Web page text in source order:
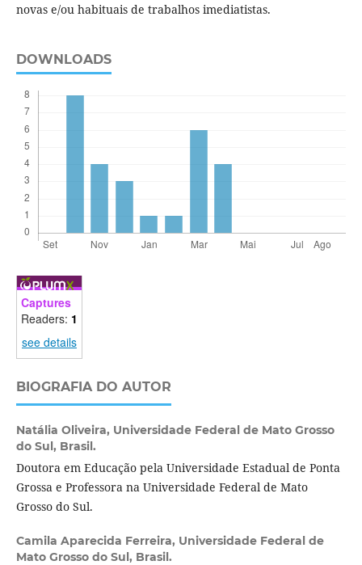
novas e/ou habituais de trabalhos imediatistas.
DOWNLOADS
Captures
Readers: 1
see details
BIOGRAFIA DO AUTOR
Natália Oliveira, Universidade Federal de Mato Grosso
do Sul, Brasil.
Doutora em Educação pela Universidade Estadual de Ponta
Grossa e Professora na Universidade Federal de Mato
Grosso do Sul.
Camila Aparecida Ferreira, Universidade Federal de
Mato Grosso do Sul, Brasil.